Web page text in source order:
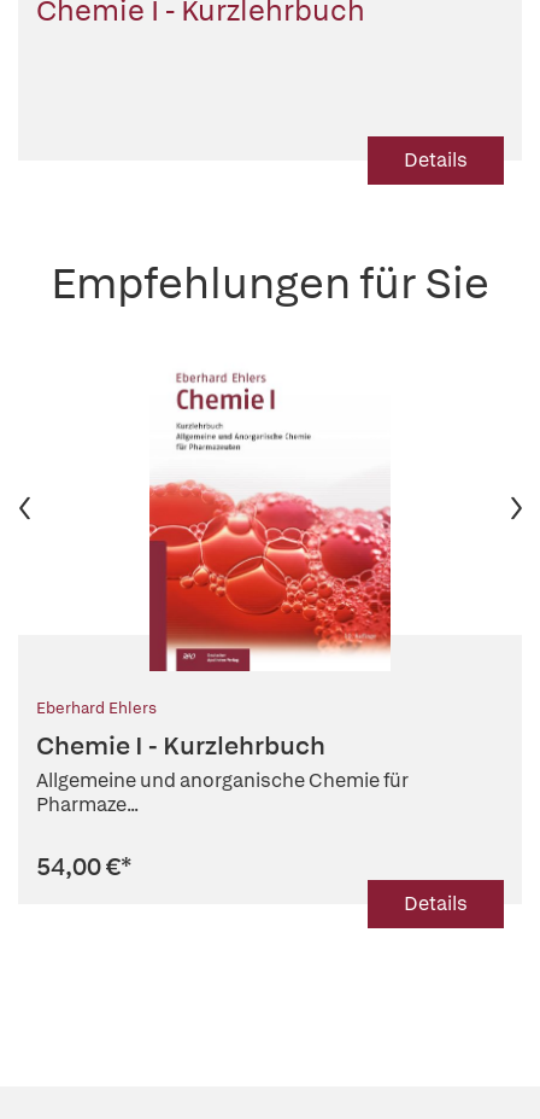
Chemie I - Kurzlehrbuch
Details
Empfehlungen für Sie
Eberhard Ehlers
Chemie I - Kurzlehrbuch
Allgemeine und anorganische Chemie für
Pharmaze...
54,00 €*
Details